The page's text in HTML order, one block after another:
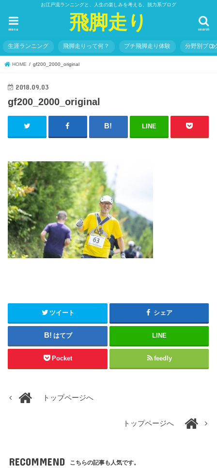
お江戸流ランニングと、人生の楽しみを考える、脱力系ブログ
飛脚走り search
menu
生涯ランニング 飛脚走りって何？ プチ飛脚走り体験 分野別ブロ
HOME gf200_2000_original
2018.09.03
gf200_2000_original
LINE
ツイート シェア
はてブ LINE
Pocket feedly
トップページへ
トップページへ
RECOMMEND こちらの記事も人気です。